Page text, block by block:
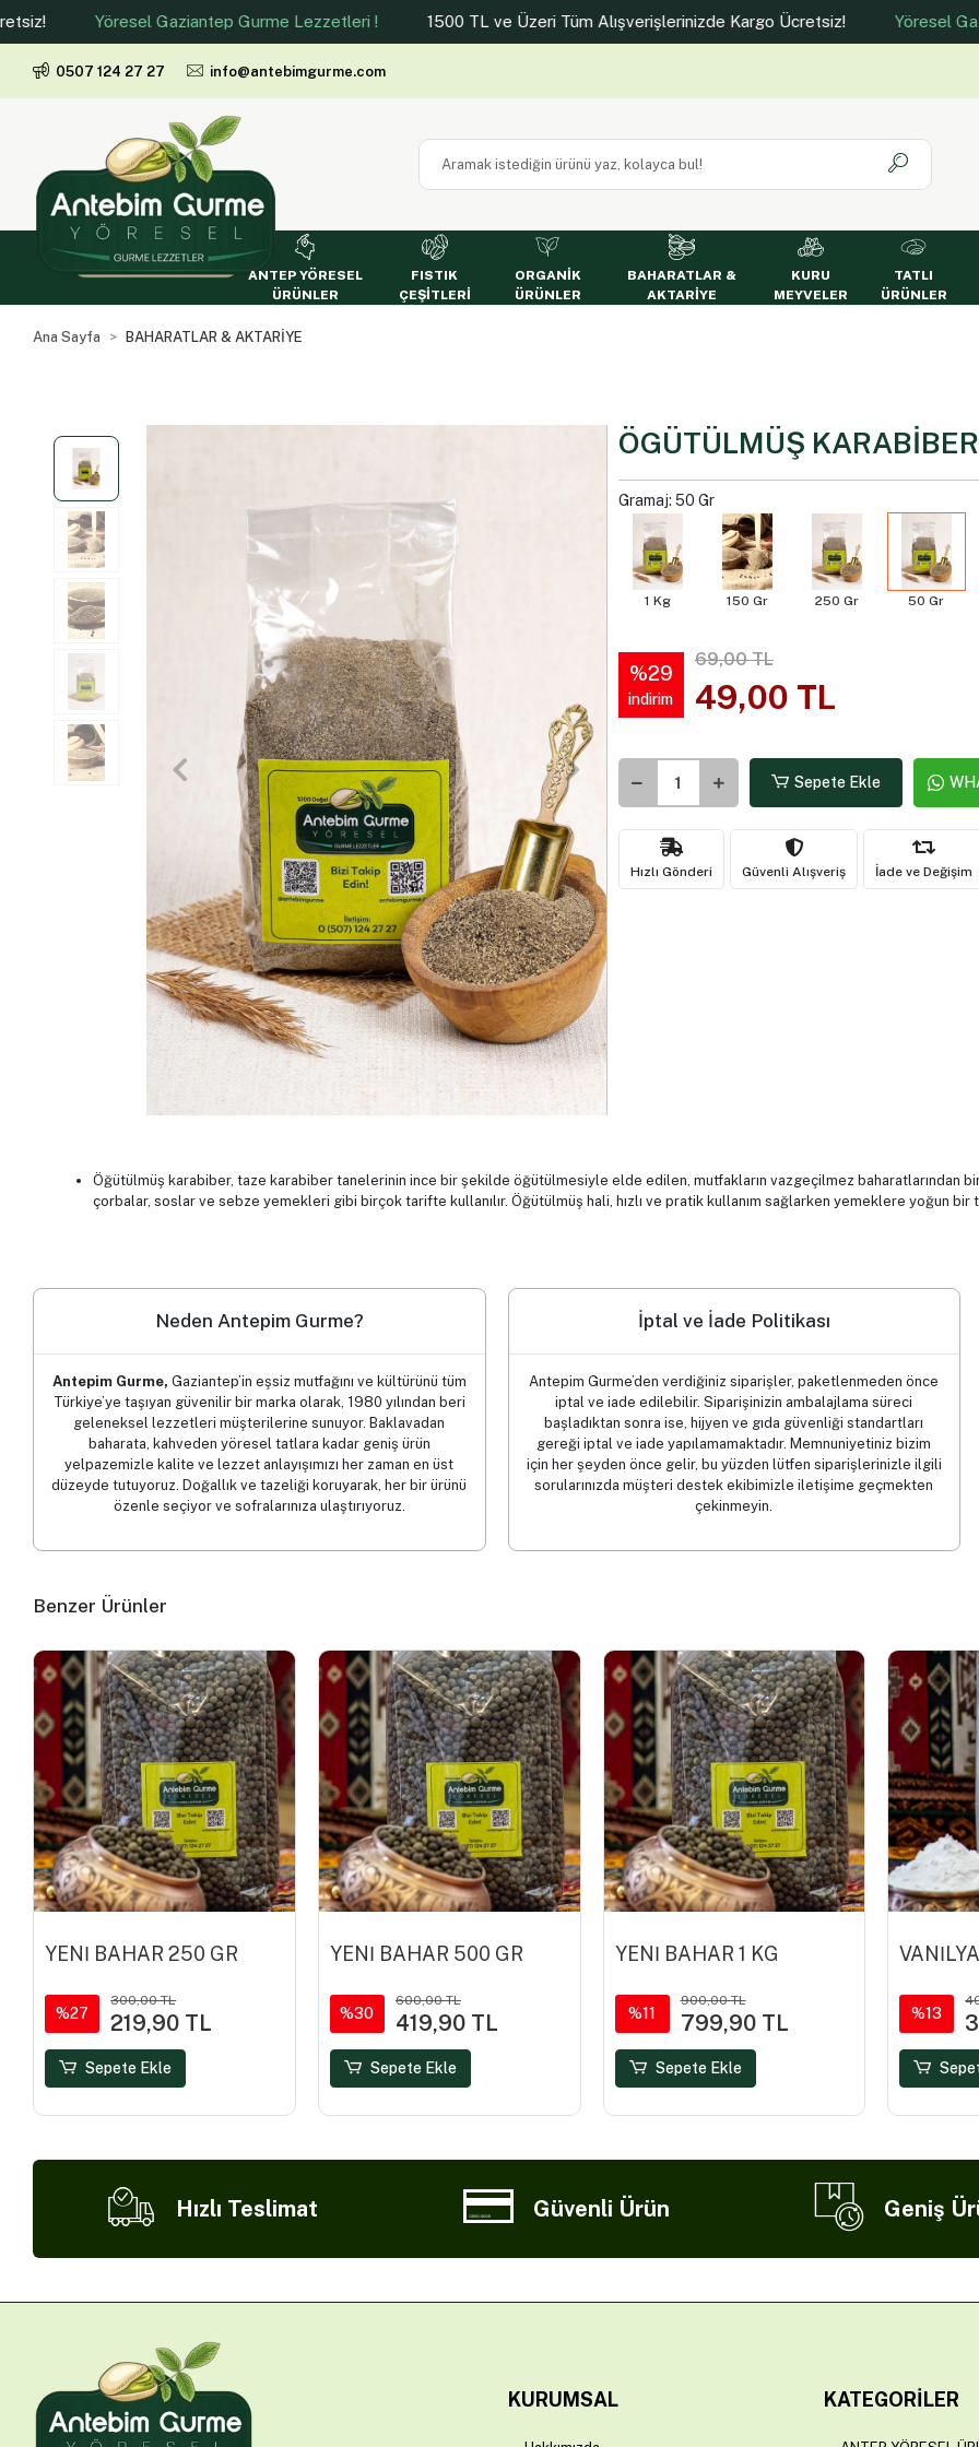
Yöresel Gaziantep Gurme Lezzetleri ! 1500 TL ve Üzeri Tüm Alışverişlerinizde Kargo Ücretsiz! Yöresel Gaziantep
0507 124 27 27 info@antebimgurme.com
ANTEP YÖRESEL
ÜRÜNLER
FISTIK
ÇEŞİTLERİ
ORGANİK
ÜRÜNLER
BAHARATLAR &
AKTARİYE
KURU
MEYVELER
TATLI
ÜRÜNLER
Ana Sayfa BAHARATLAR & AKTARİYE
ÖGÜTÜLMÜŞ
Gramaj: 50 Gr
1 Kg 150 Gr 250 Gr 50 Gr
%29
indirim
69,00 TL
49,00 TL
Sepete Ekle
Hızlı Gönderi Güvenli Alışveriş İade ve Değişim
Öğütülmüş karabiber, taze karabiber tanelerinin ince bir şekilde öğütülmesiyle elde edilen, mutfakların vazgeçilmez baharatlarından
çorbalar, soslar ve sebze yemekleri gibi birçok tarifte kullanılır. Öğütülmüş hali, hızlı ve pratik kullanım sağlarken yemeklere yoğun bir
Neden Antepim Gurme?
Antepim Gurme, Gaziantep’in eşsiz mutfağını ve kültürünü tüm
Türkiye’ye taşıyan güvenilir bir marka olarak, 1980 yılından beri
geleneksel lezzetleri müşterilerine sunuyor. Baklavadan
baharata, kahveden yöresel tatlara kadar geniş ürün
yelpazemizle kalite ve lezzet anlayışımızı her zaman en üst
düzeyde tutuyoruz. Doğallık ve tazeliği koruyarak, her bir ürünü
özenle seçiyor ve sofralarınıza ulaştırıyoruz.
İptal ve İade Politikası
Antepim Gurme’den verdiğiniz siparişler, paketlenmeden önce
iptal ve iade edilebilir. Siparişinizin ambalajlama süreci
başladıktan sonra ise, hijyen ve gıda güvenliği standartları
gereği iptal ve iade yapılamamaktadır. Memnuniyetiniz bizim
için her şeyden önce gelir, bu yüzden lütfen siparişlerinizle ilgili
sorularınızda müşteri destek ekibimizle iletişime geçmekten
çekinmeyin.
Benzer Ürünler
YENİ BAHAR 250 GR
%27
300,00 TL
219,90 TL
Sepete Ekle
YENİ BAHAR 500 GR
%30
600,00 TL
419,90 TL
Sepete Ekle
YENİ BAHAR 1 KG
%11
900,00 TL
799,90 TL
Sepete Ekle
%13
Hızlı Teslimat Güvenli Ürün Geniş
KURUMSAL KATEGORILER